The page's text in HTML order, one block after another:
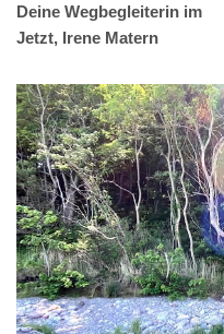
Deine Wegbegleiterin im
Jetzt, Irene Matern